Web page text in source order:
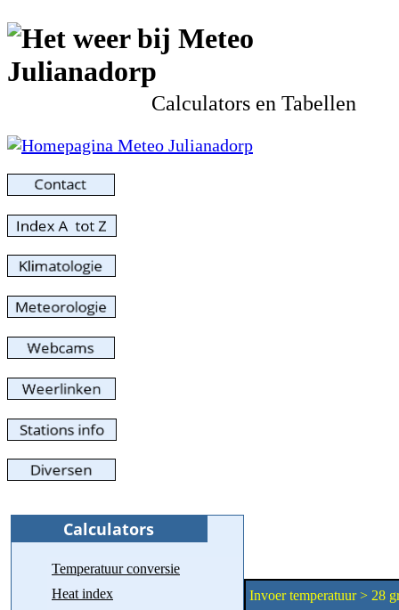
Calculators en Tabellen
Temperatuur conversie
Heat index
Invoer temperatuur > 28